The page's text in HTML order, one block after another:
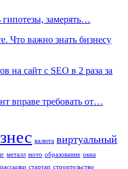
гипотезы, замерять…
Что важно знать бизнесу
на сайт с SEO в 2 раза за
вправе требовать от…
валюта виртуальный
металл мото образование окна
стартап строительство